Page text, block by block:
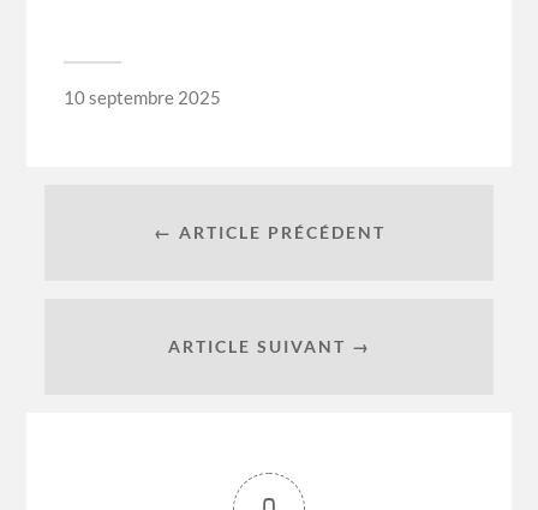
10 septembre 2025
← ARTICLE PRÉCÉDENT
ARTICLE SUIVANT →